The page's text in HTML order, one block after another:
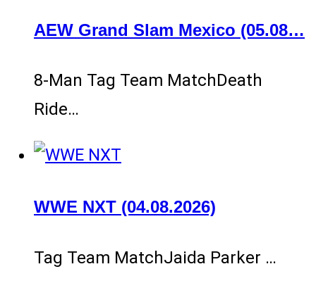
AEW Grand Slam Mexico (05.08…
8-Man Tag Team MatchDeath
Ride…
WWE NXT (04.08.2026)
Tag Team MatchJaida Parker …